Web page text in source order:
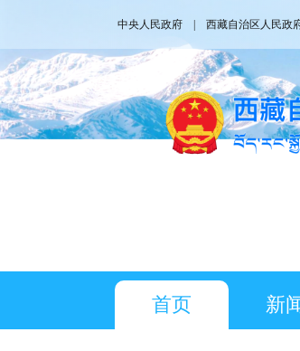
中央人民政府 西藏自治区人民政
首页 新